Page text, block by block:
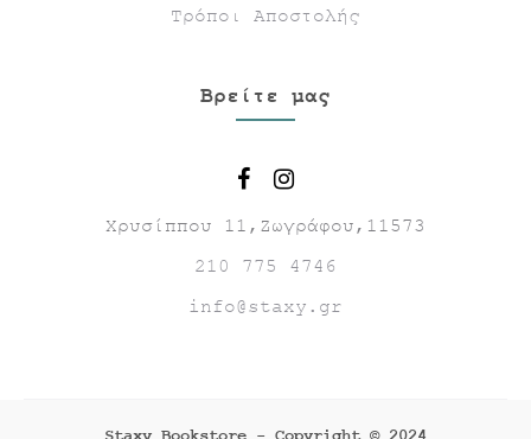
Τρόποι Αποστολής
Βρείτε μας
Χρυσίππου 11,Ζωγράφου,11573
210 775 4746
info@staxy.gr